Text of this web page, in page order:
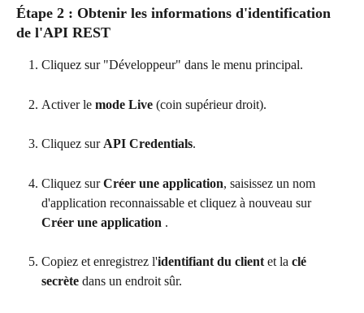
Étape 2 : Obtenir les informations d'identification
de l'API REST
Cliquez sur "Développeur" dans le menu principal.
Activer le mode Live (coin supérieur droit).
Cliquez sur API Credentials.
Cliquez sur Créer une application, saisissez un nom
d'application reconnaissable et cliquez à nouveau sur
Créer une application .
Copiez et enregistrez l'identifiant du client et la clé
secrète dans un endroit sûr.